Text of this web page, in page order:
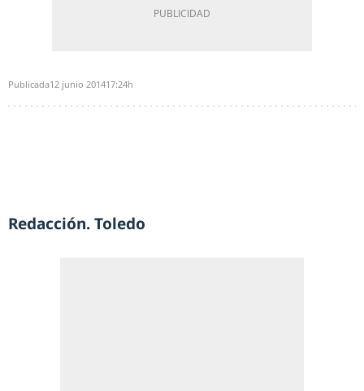
Publicada12 junio 201417:24h
Redacción. Toledo